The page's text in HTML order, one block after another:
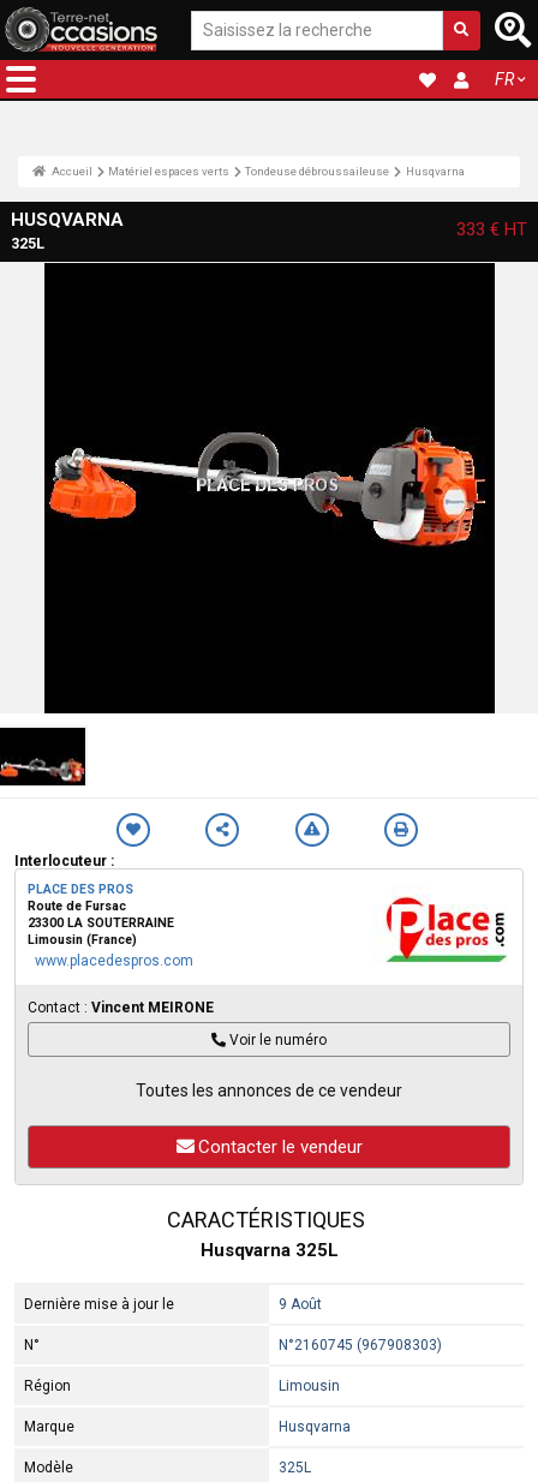
FR
Accueil Matériel espaces verts Tondeuse débroussaileuse Husqvarna
HUSQVARNA
325L
333 € HT
Interlocuteur :
PLACE DES PROS
Route de Fursac
23300 LA SOUTERRAINE
Limousin (France)
www.placedespros.com
Contact : Vincent MEIRONE
Voir le numéro
Toutes les annonces de ce vendeur
Contacter le vendeur
CARACTÉRISTIQUES
Husqvarna 325L
Dernière mise à jour le 9 Août
N° N°2160745 (967908303)
Région Limousin
Marque Husqvarna
Modèle 325L